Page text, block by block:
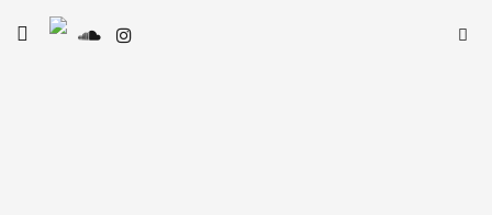
Skip
toggle